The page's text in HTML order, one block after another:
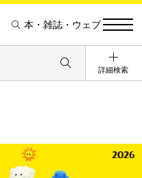
本・雑誌・ウェブ
詳細検索